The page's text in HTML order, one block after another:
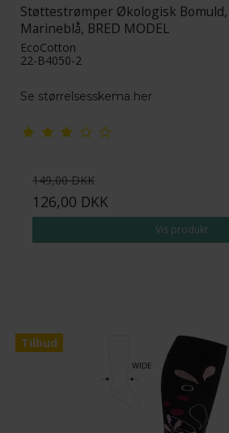
Støttestrømper Økologisk
Marineblå, BRED MODEL
EcoCotton
22-B4050-2
Se størrelsesskema her
149,00 DKK
126,00 DKK
Vis produkt
Tilbud